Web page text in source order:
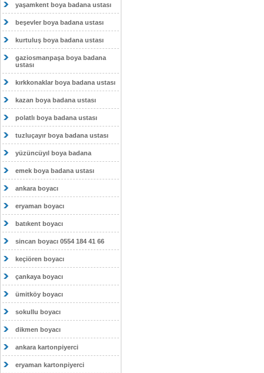
yaşamkent boya badana ustası
beşevler boya badana ustası
kurtuluş boya badana ustası
gaziosmanpaşa boya badana
ustası
kırkkonaklar boya badana ustası
kazan boya badana ustası
polatlı boya badana ustası
tuzluçayır boya badana ustası
yüzüncüyıl boya badana
emek boya badana ustası
ankara boyacı
eryaman boyacı
batıkent boyacı
sincan boyacı 0554 184 41 66
keçiören boyacı
çankaya boyacı
ümitköy boyacı
sokullu boyacı
dikmen boyacı
ankara kartonpiyerci
eryaman kartonpiyerci